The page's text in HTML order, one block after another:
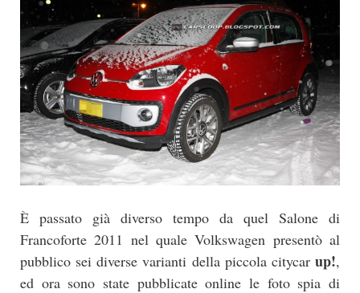
È passato già diverso tempo da quel Salone di
Francoforte 2011 nel quale Volkswagen presentò al
pubblico sei diverse varianti della piccola citycar up!,
ed ora sono state pubblicate online le foto spia di